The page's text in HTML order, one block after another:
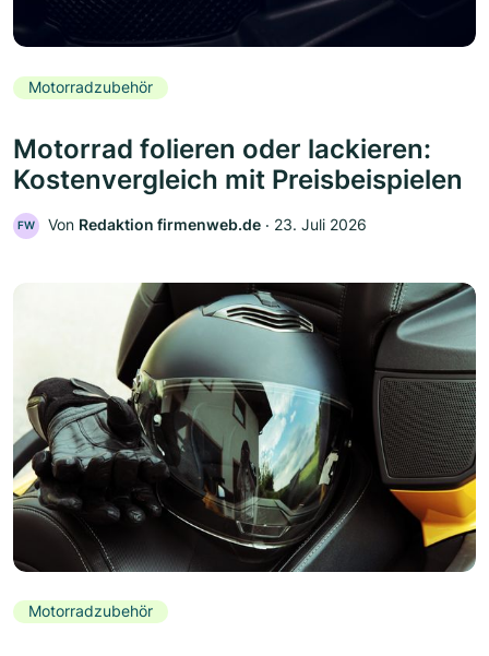
Motorradzubehör
Motorrad folieren oder lackieren:
Kostenvergleich mit Preisbeispielen
FW Von Redaktion firmenweb.de ‧ 23. Juli 2026
Motorradzubehör